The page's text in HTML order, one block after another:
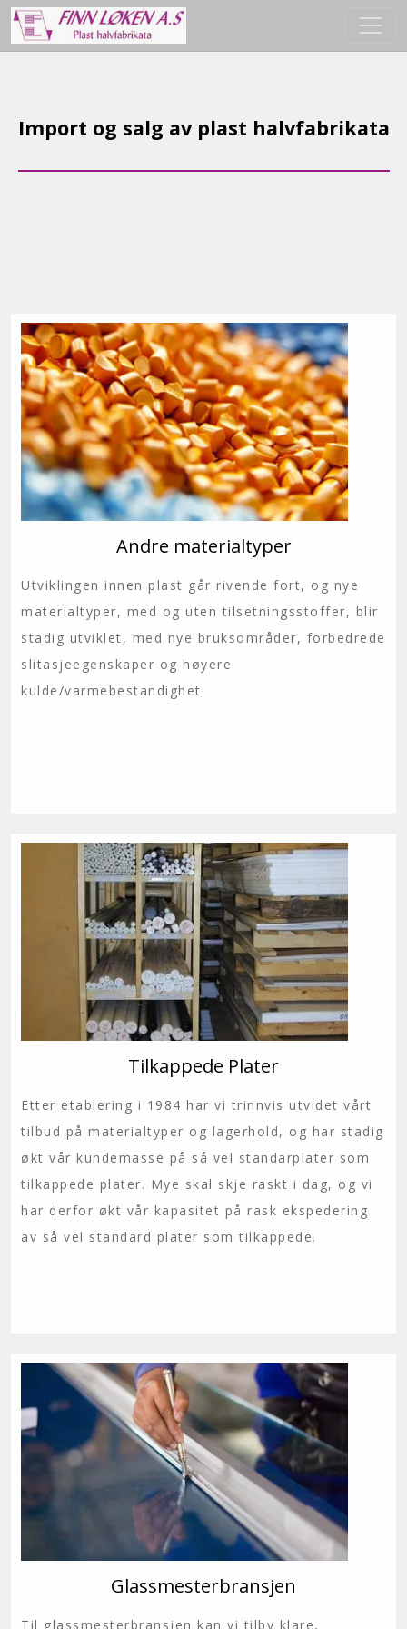
Import og salg av plast halvfabrikata
Andre materialtyper
Utviklingen innen plast går rivende fort, og nye
materialtyper, med og uten tilsetningsstoffer, blir
stadig utviklet, med nye bruksområder, forbedrede
slitasjeegenskaper og høyere
kulde/varmebestandighet.
Tilkappede Plater
Etter etablering i 1984 har vi trinnvis utvidet vårt
tilbud på materialtyper og lagerhold, og har stadig
økt vår kundemasse på så vel standarplater som
tilkappede plater. Mye skal skje raskt i dag, og vi
har derfor økt vår kapasitet på rask ekspedering
av så vel standard plater som tilkappede.
Glassmesterbransjen
Til glassmesterbransjen kan vi tilby klare,